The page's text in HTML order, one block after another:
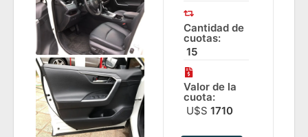
Cantidad de
cuotas:
15
Valor de la
cuota:
U$S 1710